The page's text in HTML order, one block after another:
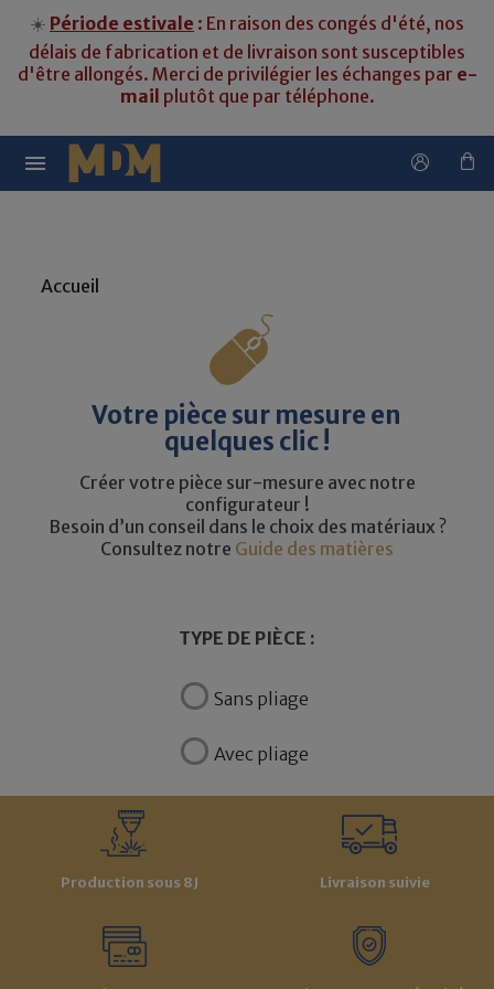
☀️ Période estivale : En raison des congés d'été, nos
délais de fabrication et de livraison sont susceptibles
d'être allongés. Merci de privilégier les échanges par e-
mail plutôt que par téléphone.

Accueil
Votre pièce sur mesure en
quelques clic !
Créer votre pièce sur-mesure avec notre
configurateur !
Besoin d’un conseil dans le choix des matériaux ?
Consultez notre Guide des matières
TYPE DE PIÈCE :
Sans pliage
Avec pliage
Production sous 8J Livraison suivie